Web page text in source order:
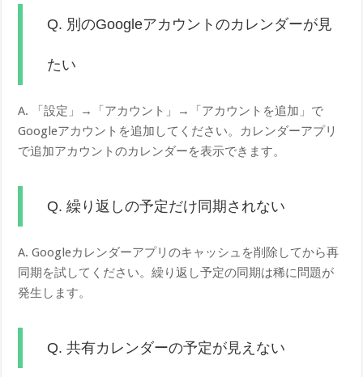
Q. 別のGoogleアカウントのカレンダーが見
たい
A. 「設定」→「アカウント」→「アカウントを追加」で
Googleアカウントを追加してください。カレンダーアプリ
で追加アカウントのカレンダーを表示できます。
Q. 繰り返しの予定だけ同期されない
A. Googleカレンダーアプリのキャッシュを削除してから再
同期を試してください。繰り返し予定の同期は稀に問題が
発生します。
Q. 共有カレンダーの予定が見えない